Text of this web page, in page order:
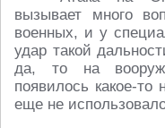
вызывает много
военных, и у
удар такой
да, то на
появилось какое-то
еще не